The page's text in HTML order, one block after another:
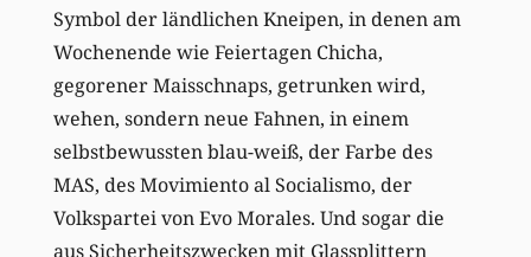
Symbol der ländlichen Kneipen, in denen am
Wochenende wie Feiertagen Chicha,
gegorener Maisschnaps, getrunken wird,
wehen, sondern neue Fahnen, in einem
selbstbewussten blau-weiß, der Farbe des
MAS, des Movimiento al Socialismo, der
Volkspartei von Evo Morales. Und sogar die
aus Sicherheitszwecken mit Glassplittern